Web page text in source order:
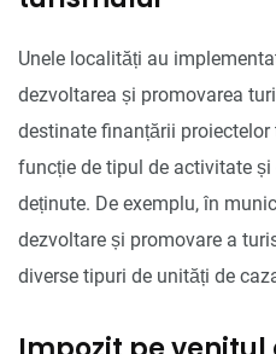
Unele localități au
dezvoltarea și promovarea
destinate finanțării
funcție de tipul de activitate
deținute. De exemplu, în
dezvoltare și promovare a
diverse tipuri de unități de